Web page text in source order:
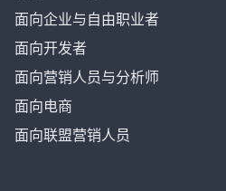
面向企业与自由职业者
面向开发者
面向营销人员与分析师
面向电商
面向联盟营销人员